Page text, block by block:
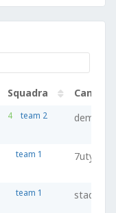
Squadra
Campo
Squadra Campo
4 team 2 demo
team 1 7uty
team 1 stadio